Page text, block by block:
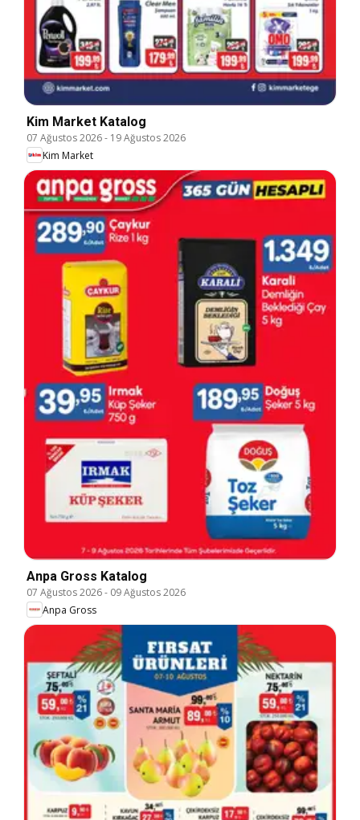
Kim Market Katalog
07 Ağustos 2026- 19 Ağustos 2026
Kim Market
Anpa Gross Katalog
07 Ağustos 2026- 09 Ağustos 2026
Anpa Gross